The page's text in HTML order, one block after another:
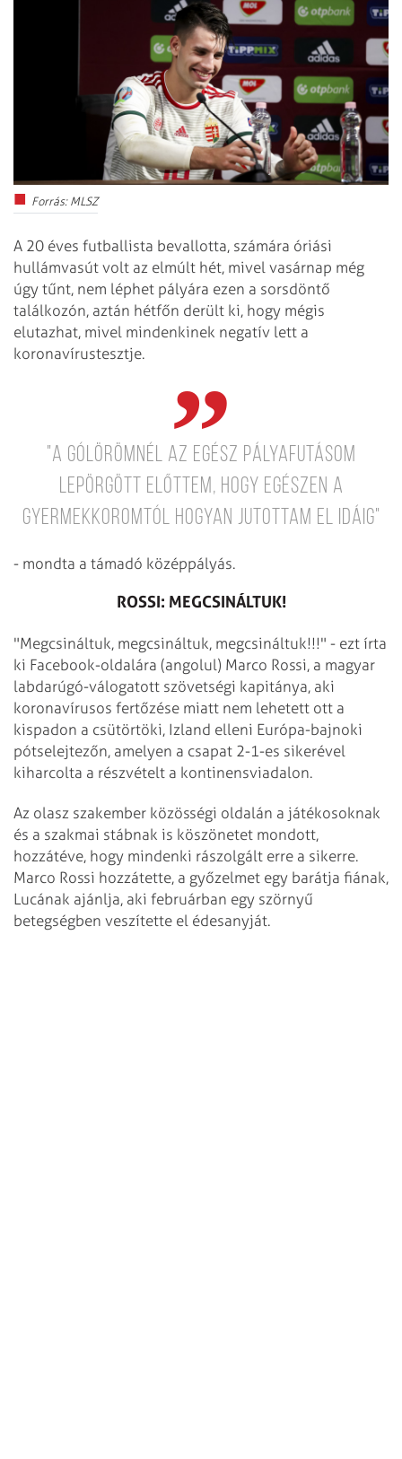
Forrás: MLSZ
A 20 éves futballista bevallotta, számára óriási
hullámvasút volt az elmúlt hét, mivel vasárnap még
úgy tűnt, nem léphet pályára ezen a sorsdöntő
találkozón, aztán hétfőn derült ki, hogy mégis
elutazhat, mivel mindenkinek negatív lett a
koronavírustesztje.
"A gólörömnél az egész pályafutásom
lepörgött előttem, hogy egészen a
gyermekkoromtól hogyan jutottam el idáig"
- mondta a támadó középpályás.
ROSSI: MEGCSINÁLTUK!
"Megcsináltuk, megcsináltuk, megcsináltuk!!!" - ezt írta
ki Facebook-oldalára (angolul) Marco Rossi, a magyar
labdarúgó-válogatott szövetségi kapitánya, aki
koronavírusos fertőzése miatt nem lehetett ott a
kispadon a csütörtöki, Izland elleni Európa-bajnoki
pótselejtezőn, amelyen a csapat 2-1-es sikerével
kiharcolta a részvételt a kontinensviadalon.
Az olasz szakember közösségi oldalán a játékosoknak
és a szakmai stábnak is köszönetet mondott,
hozzátéve, hogy mindenki rászolgált erre a sikerre.
Marco Rossi hozzátette, a győzelmet egy barátja fiának,
Lucának ajánlja, aki februárban egy szörnyű
betegségben veszítette el édesanyját.